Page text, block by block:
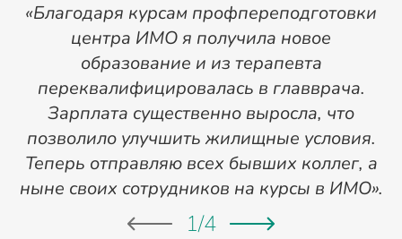
«Благодаря курсам профпереподготовки
центра ИМО я получила новое
образование и из терапевта
переквалифицировалась в главврача.
Зарплата существенно выросла, что
позволило улучшить жилищные условия.
Теперь отправляю всех бывших коллег, а
ныне своих сотрудников на курсы в ИМО».
1/4